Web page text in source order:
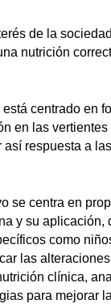
de la
nutrición
centrado en
en las
respuesta a
se centra en
y su aplicación,
como
las
clínica,
para mejorar